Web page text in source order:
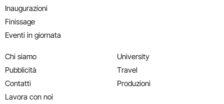
Inaugurazioni
Finissage
Eventi in giornata
Chi siamo
Pubblicità
Contatti
Lavora con noi
University
Travel
Produzioni